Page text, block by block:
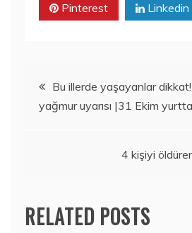
Pinterest Linkedin
Yazı
gezinmesi
Bu illerde yaşayanlar
yağmur uyarısı |31 Ekim
4 kişiyi öldüren
RELATED POSTS